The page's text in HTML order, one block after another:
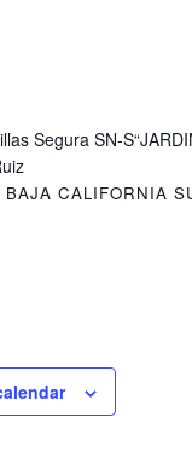
Segura SN-
BAJA CALIFORNIA